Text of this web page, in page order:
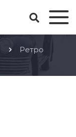
Ретро